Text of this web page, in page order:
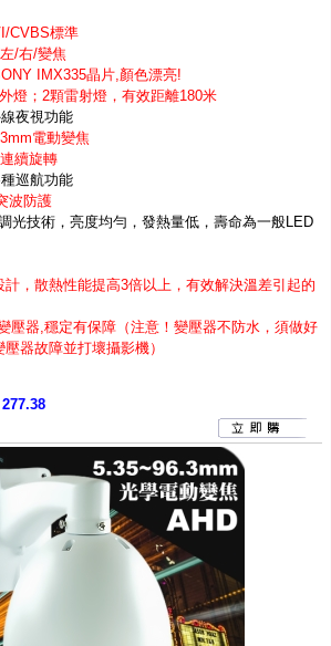
CVBS標準
/右/變焦
IMX335晶片,顏色漂亮!
燈；2顆雷射燈，有效距離180米
夜視功能
電動變焦
續旋轉
巡航功能
波防護
光技術，亮度均勻，發熱量低，壽命為一般LED
計，散熱性能提高3倍以上，有效解決溫差引起的
壓器,穩定有保障（注意！變壓器不防水，須做好
器故障並打壞攝影機）